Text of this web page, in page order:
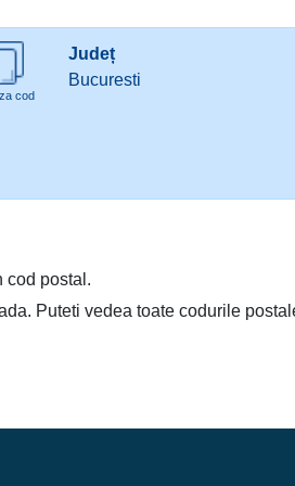
cod
Județ
Bucuresti
cod postal.
Puteti vedea toate codurile